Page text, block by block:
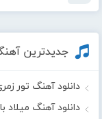
جدیدترین
دانلود آهنگ تور
دانلود آهنگ میلاد